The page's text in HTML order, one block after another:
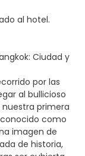
al hotel.
Ciudad y
por las
al bullicioso
primera
como
imagen de
de historia,